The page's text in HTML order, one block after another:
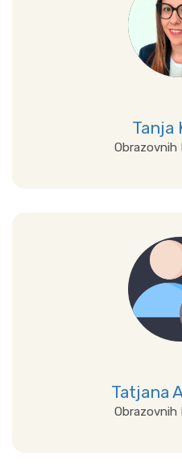
Tanja
Obrazovnih
Tatjana
Obrazovnih